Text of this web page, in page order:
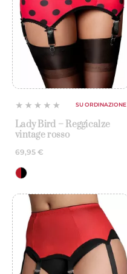
SU ORDINAZIONE
Lady Bird – Reggicalze
vintage rosso
69,95 €